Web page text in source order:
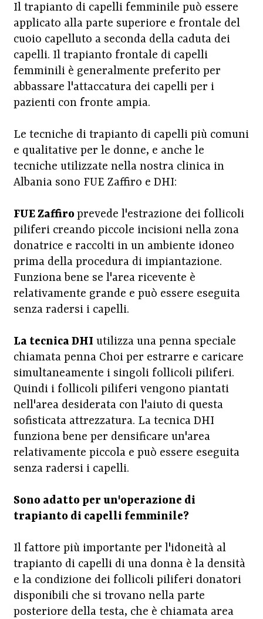
Il trapianto di capelli femminile può essere
applicato alla parte superiore e frontale del
cuoio capelluto a seconda della caduta dei
capelli. Il trapianto frontale di capelli
femminili è generalmente preferito per
abbassare l'attaccatura dei capelli per i
pazienti con fronte ampia.
Le tecniche di trapianto di capelli più comuni
e qualitative per le donne, e anche le
tecniche utilizzate nella nostra clinica in
Albania sono FUE Zaffiro e DHI:
FUE Zaffiroprevede l'estrazione dei follicoli
piliferi creando piccole incisioni nella zona
donatrice e raccolti in un ambiente idoneo
prima della procedura di impiantazione.
Funziona bene se l'area ricevente è
relativamente grande e può essere eseguita
senza radersi i capelli.
La tecnica DHI utilizza una penna speciale
chiamata penna Choi per estrarre e caricare
simultaneamente i singoli follicoli piliferi.
Quindi i follicoli piliferi vengono piantati
nell'area desiderata con l'aiuto di questa
sofisticata attrezzatura. La tecnica DHI
funziona bene per densificare un'area
relativamente piccola e può essere eseguita
senza radersi i capelli.
Sono adatto per un'operazione di
trapianto di capelli femminile?
Il fattore più importante per l'idoneità al
trapianto di capelli di una donna è la densità
e la condizione dei follicoli piliferi donatori
disponibili che si trovano nella parte
posteriore della testa, che è chiamata area